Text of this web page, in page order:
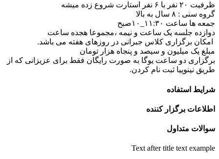
۲۰ نفر با ۶ نفر استارت شروع زده میشه
سنی : ۸ سال به بالا
ها ساعت ۱۱:۳۰_۱۰صبح
جلسه یک ساعت و نیمه ،مجموعا هجده ساعت
برگزاری کلاس جبرانی در روزهای هفته می باشد.
یک میلیون و سیصد و پنجاه هزار تومان
دو ساعت یوگا به صورت رایگان فقط برای عزیزانی که از
نینوپیا ثبت نام کردن.
استفاده
برگزار کننده
متداول
Text after title text